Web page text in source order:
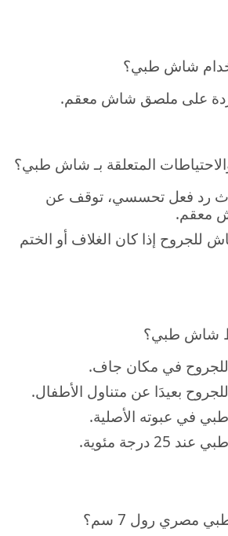
شاش طبي؟
على ملصق شاش معقم.
المتعلقة بـ شاش طبي؟
رد فعل تحسسي، توقف عن
معقم.
للجروح إذا كان الغلاف أو الختم
شاش طبي؟
في مكان جاف.
بعيدَا عن متناول الأطفال.
في عبوته الأصلية.
درجة مئوية.
رول 7 سم؟